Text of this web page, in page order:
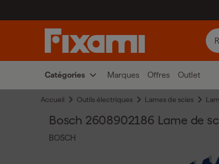
Catégories Marques Offres Outlet
Accueil Outils électriques Lames de scies
Bosch 2608902186 Lame de
BOSCH